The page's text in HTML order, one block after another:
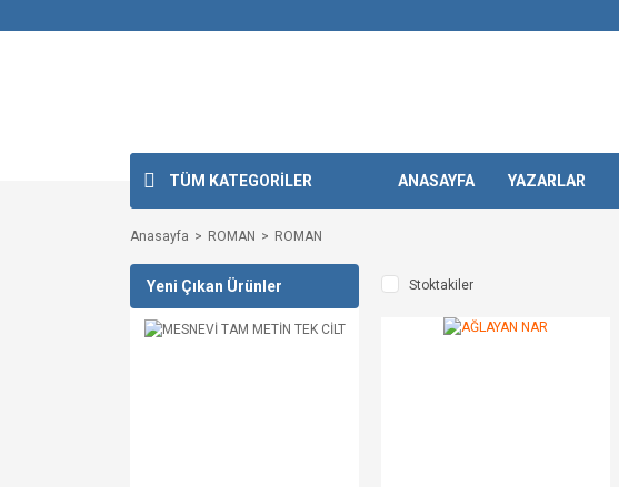
TÜM KATEGORİLER ANASAYFA YAZARLAR
Anasayfa ROMAN ROMAN
Yeni Çıkan Ürünler Stoktakiler